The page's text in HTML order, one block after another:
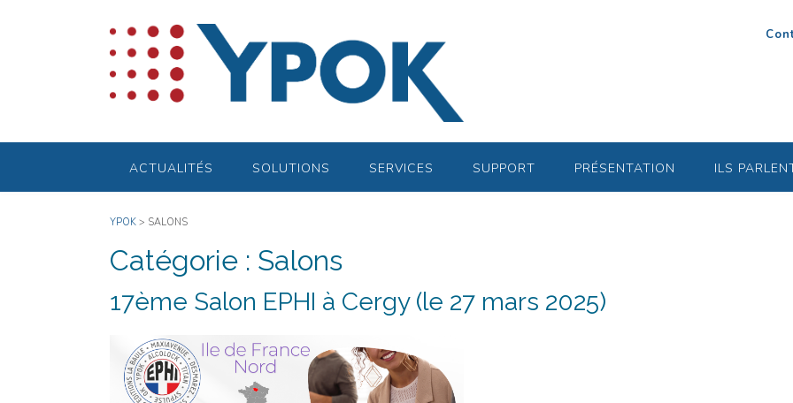
ACTUALITÉS SOLUTIONS SERVICES SUPPORT PRÉSENTATION ILS
YPOK > SALONS
Catégorie : Salons
17ème Salon EPHI à Cergy (le 27 mars 2025)